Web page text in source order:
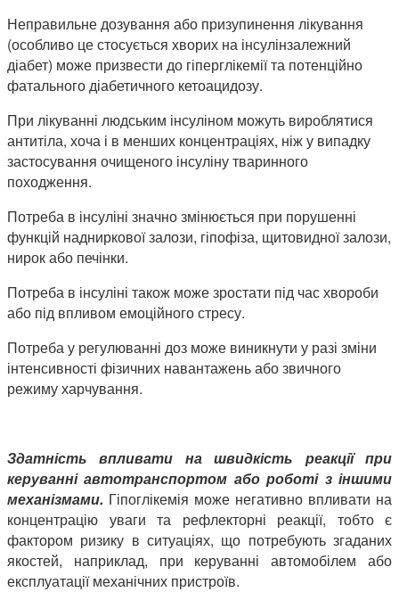
Неправильне дозування або призупинення лікування
(особливо це стосується хворих на інсулінзалежний
діабет) може призвести до гіперглікемії та потенційно
фатального діабетичного кетоацидозу.
При лікуванні людським інсуліном можуть вироблятися
антитіла, хоча і в менших концентраціях, ніж у випадку
застосування очищеного інсуліну тваринного
походження.
Потреба в інсуліні значно змінюється при порушенні
функцій надниркової залози, гіпофіза, щитовидної залози,
нирок або печінки.
Потреба в інсуліні також може зростати під час хвороби
або під впливом емоційного стресу.
Потреба у регулюванні доз може виникнути у разі зміни
інтенсивності фізичних навантажень або звичного
режиму харчування.
Здатність впливати на швидкість реакції при
керуванні автотранспортом або роботі з іншими
механізмами. Гіпоглікемія може негативно впливати на
концентрацію уваги та рефлекторні реакції, тобто є
фактором ризику в ситуаціях, що потребують згаданих
якостей, наприклад, при керуванні автомобілем або
експлуатації механічних пристроїв.